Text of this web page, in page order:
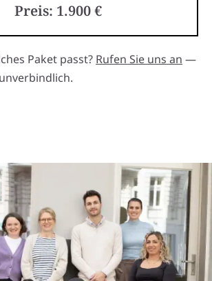
Preis: 1.900 €
Paket passt? Rufen Sie uns an —